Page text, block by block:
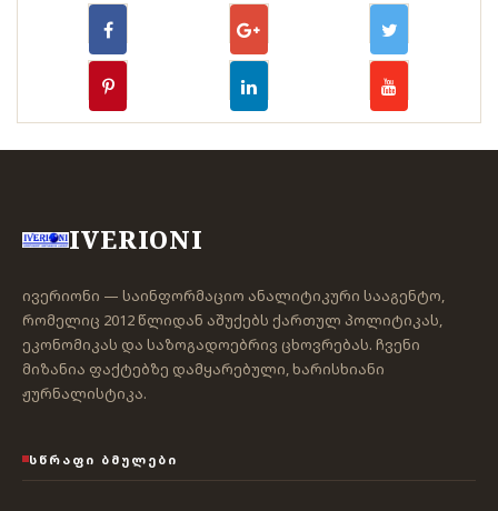
IVERIONI
ივერიონი — საინფორმაციო ანალიტიკური სააგენტო,
რომელიც 2012 წლიდან აშუქებს ქართულ პოლიტიკას,
ეკონომიკას და საზოგადოებრივ ცხოვრებას. ჩვენი
მიზანია ფაქტებზე დამყარებული, ხარისხიანი
ჟურნალისტიკა.
ᲡᲬᲠᲐᲤᲘ ᲑᲛᲣᲚᲔᲑᲘ